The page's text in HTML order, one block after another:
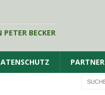
BECKER
PARTNER